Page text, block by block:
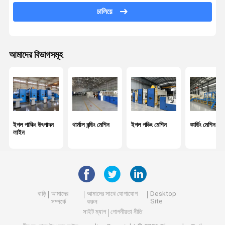
ক্যালেন্ডার ইস্ত্রি মেশিন
উইন্ডিং মেশিন
ফ্যাব্রিক ফিনিশিং মেশিন
রাসায়নিক বন্ডিং অ বোনা মেশিন
চালিয়ে
আমাদের বিভাগসমূহ
ইগল পাঞ্চিং উৎপাদন
লাইন
থার্মাল বন্ডিং মেশিন ইগল পঞ্চিং মেশিন কার্ডিং মেশিন
বাড়ি
আমাদের
সম্পর্কে
আমাদের সাথে যোগাযোগ
করুন
Desktop
Site
সাইট ম্যাপ
গোপনীয়তা নীতি